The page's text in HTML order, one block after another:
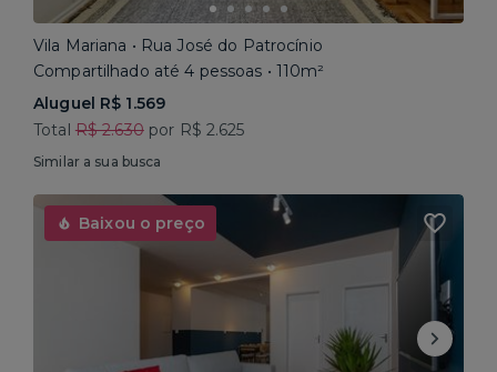
Vila Mariana • Rua José do Patrocínio
Compartilhado até 4 pessoas • 110m²
Aluguel R$ 1.569
Total R$ 2.630por R$ 2.625
Similar a sua busca
Baixou o preço